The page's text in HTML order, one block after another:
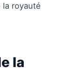
royauté
la